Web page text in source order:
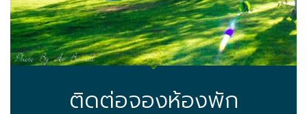
ติดต่อจองห้องพัก